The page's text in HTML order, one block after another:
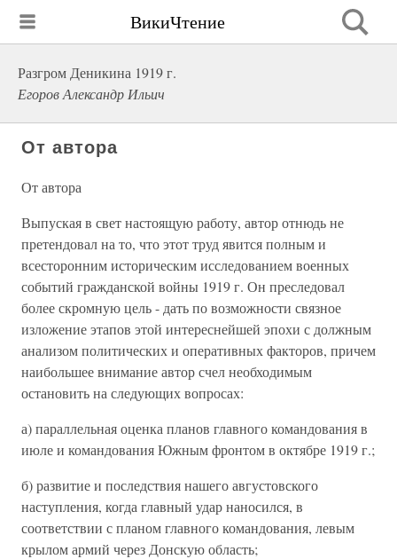
ВикиЧтение
Разгром Деникина 1919 г.
Егоров Александр Ильич
От автора
От автора
Выпуская в свет настоящую работу, автор отнюдь не
претендовал на то, что этот труд явится полным и
всесторонним историческим исследованием военных
событий гражданской войны 1919 г. Он преследовал
более скромную цель - дать по возможности связное
изложение этапов этой интереснейшей эпохи с должным
анализом политических и оперативных факторов, причем
наибольшее внимание автор счел необходимым
остановить на следующих вопросах:
а) параллельная оценка планов главного командования в
июле и командования Южным фронтом в октябре 1919 г.;
б) развитие и последствия нашего августовского
наступления, когда главный удар наносился, в
соответствии с планом главного командования, левым
крылом армий через Донскую область;